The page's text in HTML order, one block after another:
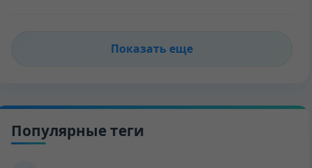
Показать еще
Популярные теги